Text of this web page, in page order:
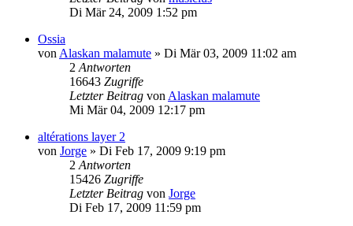
Di Mär 24, 2009 1:52 pm
Ossia
von Alaskan malamute » Di Mär 03, 2009 11:02 am
2 Antworten
16643 Zugriffe
Letzter Beitrag von Alaskan malamute
Mi Mär 04, 2009 12:17 pm
altérations layer 2
von Jorge » Di Feb 17, 2009 9:19 pm
2 Antworten
15426 Zugriffe
Letzter Beitrag von Jorge
Di Feb 17, 2009 11:59 pm